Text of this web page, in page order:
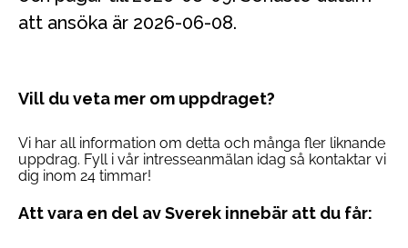
att ansöka är 2026-06-08.
Vill du veta mer om uppdraget?
Vi har all information om detta och många fler liknande
uppdrag. Fyll i vår intresseanmälan idag så kontaktar vi
dig inom 24 timmar!
Att vara en del av Sverek innebär att du får: